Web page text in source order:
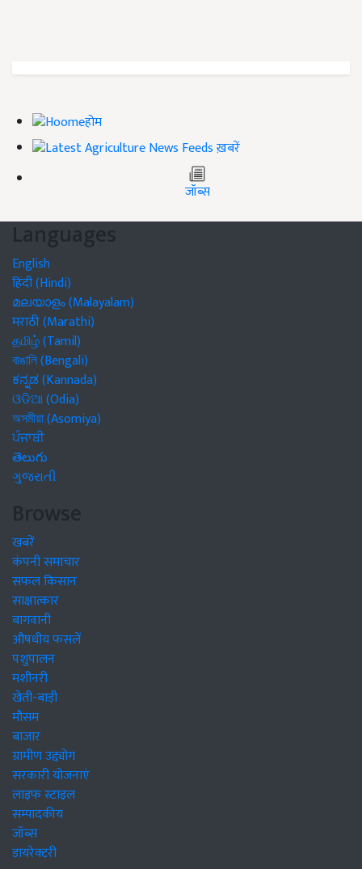
होम
ख़बरें
जॉब्स
Languages
English
हिंदी (Hindi)
മലയാളം (Malayalam)
मराठी (Marathi)
தமிழ் (Tamil)
বাঙালি (Bengali)
ಕನ್ನಡ (Kannada)
ଓଡିଆ (Odia)
অসমীয়া (Asomiya)
ਪੰਜਾਬੀ
తెలుగు
ગુજરાતી
Browse
खबरें
कंपनी समाचार
सफल किसान
साक्षात्कार
बागवानी
औषधीय फसलें
पशुपालन
मशीनरी
खेती-बाड़ी
मौसम
बाजार
ग्रामीण उद्द्योग
सरकारी योजनाएं
लाइफ स्टाइल
सम्पादकीय
जॉब्स
डायरेक्टरी